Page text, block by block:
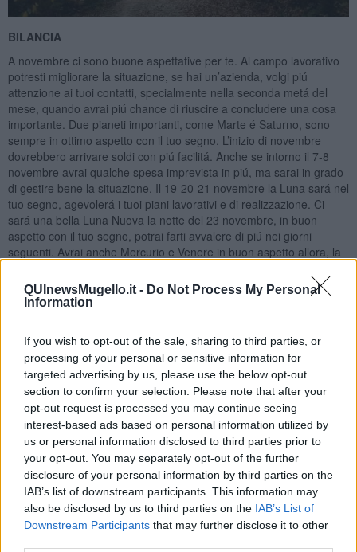
QUInewsMugello.it - Do Not Process My Personal
Information
If you wish to opt-out of the sale, sharing to third parties, or
processing of your personal or sensitive information for
targeted advertising by us, please use the below opt-out
section to confirm your selection. Please note that after your
opt-out request is processed you may continue seeing
interest-based ads based on personal information utilized by
us or personal information disclosed to third parties prior to
your opt-out. You may separately opt-out of the further
disclosure of your personal information by third parties on the
IAB’s list of downstream participants. This information may
also be disclosed by us to third parties on the IAB’s List of
Downstream Participants that may further disclose it to other
BILANCIA
A novembre ci sono buone aspettative per te. Al campo lavorativo
potresti migliorare la situazione, se hai un’azienda, volgi piú
attenzione ai tuoi contatti, specialmente nella seconda metá del
mese, quando avrai piú chance di riuscire a concludere una cosa
importante. Due pianeti importanti, come Marte é Saturno, sono
sempre in ottimo aspetto con il tuo segno. L’inizio di novembre
dovrebbero arrivare soldi con piú facilitá. Anche se intorno il 7-8
novembre avrai qualche spesa imprevista in piú, ma sarai in grado
di gestire bene la situazione. Il 19-20-21 novembre la Luna sará nel
tuo segno, agevolerá i tuoi piani lavorativi e di realizzazione. Ci
sará una bella Luna Nuova la notte del 23 novembre, in buon
aspetto con il tuo segno, potrai farti avvalere di piú nei giorni
seguenti. Avrai anche Mercurio e Venere in buon aspetto allora, la
seguenti. Gli ultimi due giorni del mese ci sará uno sviluppo positivo
di una situazione. A livello della tua vita sentimentale é un periodo
denaro, intorno l’8 novembre. Se sei single, e vorresti conoscere
una persona, avrai piú probabilitá di buona riuscita nella seconda
parte del mese. I giorni piú probabili per un incontro saranno il 20-
21 novembre, piú chance per trovare la persona giusta l’avrai dopo
la Luna Nuova, il 24-25 novembre e il 28-29 novembre.
Il mese di novembre parte con ottime stelle per te. Mercurio e
Venere nel tuo segno agevoleranno le comunicazioni nel campo
lavorativo e sentimentale, nella prima metá del mese. Tante
situazioni poco stabili potrai chiarire in tutti gli ambiti della tua vita. É
probabile che devi prendere una decisione inerente alla famiglia,